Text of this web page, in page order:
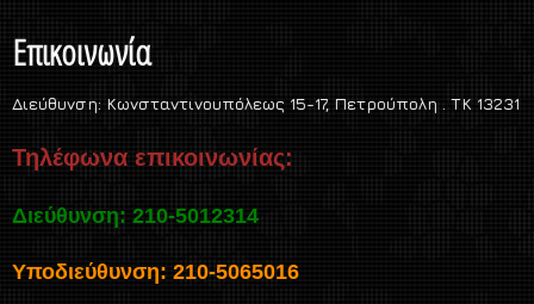
Επικοινωνία
Διεύθυνση: Κωνσταντινουπόλεως 15-17, Πετρούπολη . TK 13231
Τηλέφωνα επικοινωνίας:
Διεύθυνση: 210-5012314
Υποδιεύθυνση: 210-5065016